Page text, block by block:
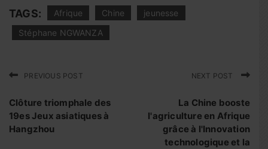
TAGS: Afrique Chine
jeunesse
Stéphane NGWANZA
PREVIOUS POST
Clôture triomphale des
19es Jeux asiatiques à
Hangzhou
NEXT POST
La Chine booste
l'agriculture en Afrique
grâce à l'Innovation
technologique et la